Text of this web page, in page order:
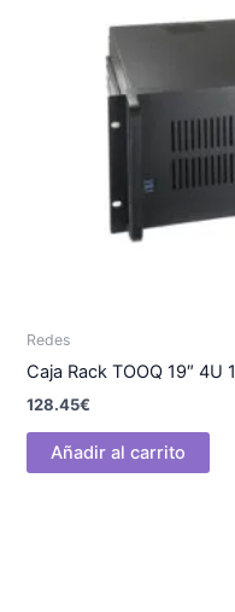
Redes
Caja Rack TOOQ 19″ 4U
128.45€
Añadir al carrito